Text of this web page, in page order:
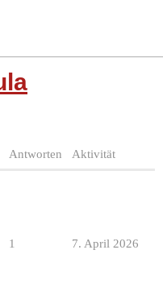
Antworten Aktivität
1 7. April 2026